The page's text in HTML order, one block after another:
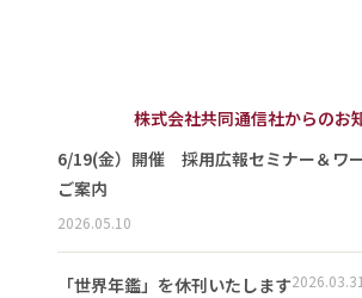
株式会社共同通信社からのお
6/19(金）開催 採用広報セミナー＆ワ
ご案内
2026.05.10
「世界年鑑」を休刊いたします2026.03.31